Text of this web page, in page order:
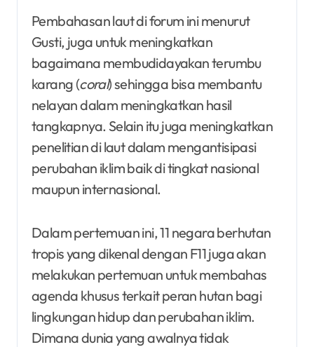
Pembahasan laut di forum ini menurut
Gusti, juga untuk meningkatkan
bagaimana membudidayakan terumbu
karang (coral) sehingga bisa membantu
nelayan dalam meningkatkan hasil
tangkapnya. Selain itu juga meningkatkan
penelitian di laut dalam mengantisipasi
perubahan iklim baik di tingkat nasional
maupun internasional.
Dalam pertemuan ini, 11 negara berhutan
tropis yang dikenal dengan F11 juga akan
melakukan pertemuan untuk membahas
agenda khusus terkait peran hutan bagi
lingkungan hidup dan perubahan iklim.
Dimana dunia yang awalnya tidak